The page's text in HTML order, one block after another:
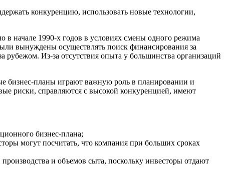
конкуренцию, использовать новые технологии,
в начале 1990-х годов в условиях смены одного режима
вынуждены осуществлять поиск финансирования за
рубежом. Из-за отсутствия опыта у большинства организаций
бизнес-планы играют важную роль в планировании и
риски, справляются с высокой конкуренцией, имеют
бизнес-плана;
могут посчитать, что компания при больших сроках
производства и объемов сыта, поскольку инвесторы отдают